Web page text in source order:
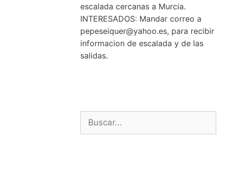
escalada cercanas a Murcia.
INTERESADOS: Mandar correo a
pepeseiquer@yahoo.es, para recibir
informacion de escalada y de las
salidas.
Buscar: